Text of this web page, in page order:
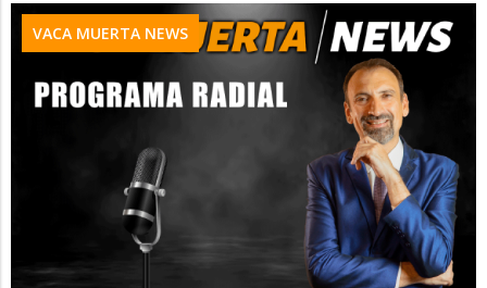
VACA MUERTA NEWS